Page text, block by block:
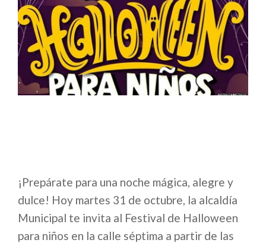
¡Prepárate para una noche mágica, alegre y
dulce! Hoy martes 31 de octubre, la alcaldía
Municipal te invita al Festival de Halloween
para niños en la calle séptima a partir de las